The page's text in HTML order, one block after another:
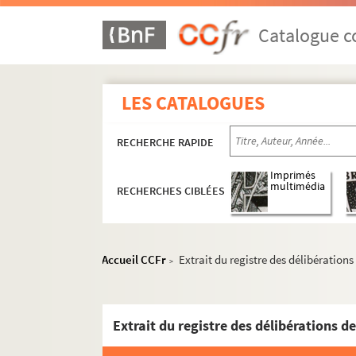
Catalogue
LES CATALOGUES
RECHERCHE RAPIDE
RECHERCHES CIBLÉES
Imprimés
multimédia
Accueil CCFr > Extrait du registre des